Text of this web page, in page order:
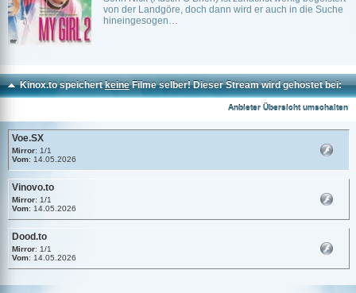
von der Landgöre, doch dann wird er auch in die Suche
hineingesogen…
Kinox.to speichertkeineFilme selber! Dieser Stream wird gehostet bei:
Anbieter Übersicht umschalten
Voe.SX
Mirror: 1/1
Vom: 14.05.2026
Vinovo.to
Mirror: 1/1
Vom: 14.05.2026
Dood.to
Mirror: 1/1
Vom: 14.05.2026